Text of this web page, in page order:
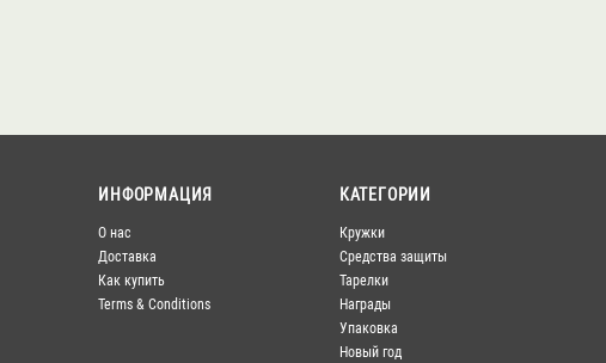
ИНФОРМАЦИЯ
О нас
Доставка
Как купить
Terms & Conditions
КАТЕГОРИИ
Кружки
Средства защиты
Тарелки
Награды
Упаковка
Новый год